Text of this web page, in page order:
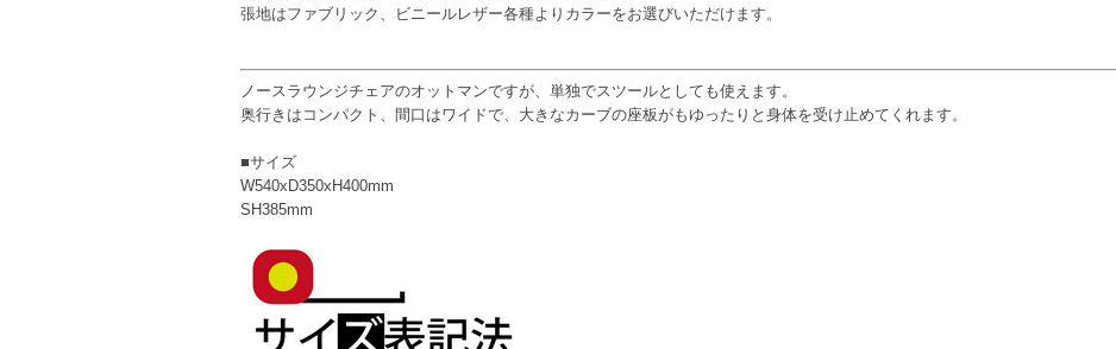
張地はファブリック、ビニールレザー各種よりカラーをお選びいただけます。
ノースラウンジチェアのオットマンですが、単独でスツールとしても使えます。
奥行きはコンパクト、間口はワイドで、大きなカーブの座板がもゆったりと身体を受け止めてくれます。
■サイズ
W540xD350xH400mm
SH385mm